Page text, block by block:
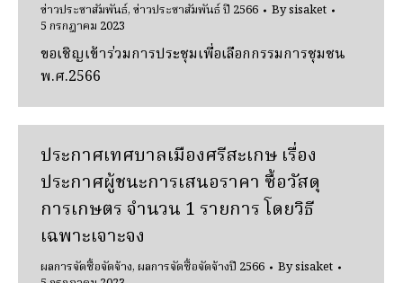
ข่าวประชาสัมพันธ์,ข่าวประชาสัมพันธ์ ปี 2566 Bysisaket
5 กรกฎาคม 2023
ขอเชิญเข้าร่วมการประชุมเพื่อเลือกกรรมการชุมชน
พ.ศ.2566
ประกาศเทศบาลเมืองศรีสะเกษ เรื่อง
ประกาศผู้ชนะการเสนอราคา ซื้อวัสดุ
การเกษตร จำนวน 1 รายการ โดยวิธี
เฉพาะเจาะจง
ผลการจัดซื้อจัดจ้าง,ผลการจัดซื้อจัดจ้างปี 2566 Bysisaket